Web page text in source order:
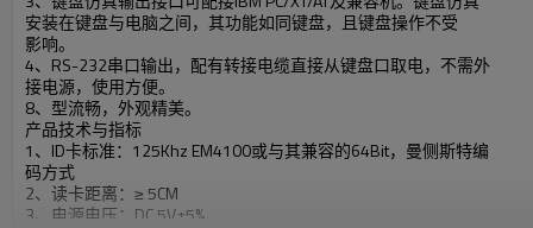
安装在键盘与电脑之间，其功能如同键盘，且键盘操作不受
影响。
4、RS-232串口输出，配有转接电缆直接从键盘口取电，不需外
接电源，使用方便。
8、型流畅，外观精美。
产品技术与指标
1、ID卡标准：125Khz EM4100或与其兼容的64Bit，曼侧斯特编
码方式
2、读卡距离：≥ 5CM
3、电源电压：DC 5V±5%